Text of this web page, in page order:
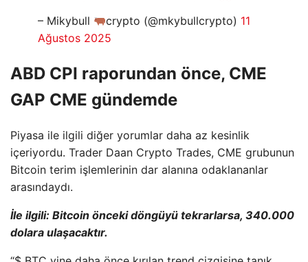
– Mikybull crypto (@mkybullcrypto) 11
Ağustos 2025
ABD CPI raporundan önce, CME
GAP CME gündemde
Piyasa ile ilgili diğer yorumlar daha az kesinlik
içeriyordu. Trader Daan Crypto Trades, CME grubunun
Bitcoin terim işlemlerinin dar alanına odaklananlar
arasındaydı.
İle ilgili: Bitcoin önceki döngüyü tekrarlarsa, 340.000
dolara ulaşacaktır.